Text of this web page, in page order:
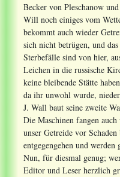
Becker von Pleschanow
Will noch einiges vom
bekommt auch wieder
sich nicht betrügen, und
Sterbefälle sind von hier,
Leichen in die russische
keine bleibende Stätte
da ihr unwohl wurde,
J. Wall baut seine zweite
Die Maschinen fangen
unser Getreide vor
entgegengehen und
Nun, für diesmal genug;
Editor und Leser herzlich